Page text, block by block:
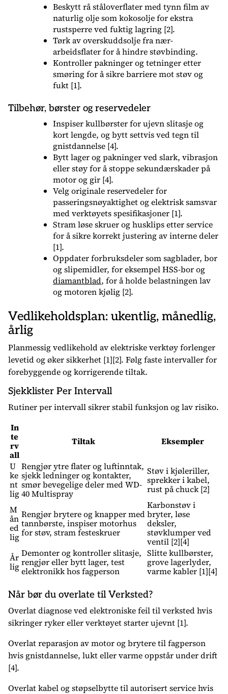
Beskytt rå ståloverflater med tynn film av
naturlig olje som kokosolje for ekstra
rustsperre ved fuktig lagring [2].
Tørk av overskuddsolje fra nær-
arbeidsflater for å hindre støvbinding.
Kontroller pakninger og tetninger etter
smøring for å sikre barriere mot støv og
fukt [1].
Tilbehør, børster og reservedeler
Inspiser kullbørster for ujevn slitasje og
kort lengde, og bytt settvis ved tegn til
gnistdannelse [4].
Bytt lager og pakninger ved slark, vibrasjon
eller støy for å stoppe sekundærskader på
motor og gir [4].
Velg originale reservedeler for
passeringsnøyaktighet og elektrisk samsvar
med verktøyets spesifikasjoner [1].
Stram løse skruer og husklips etter service
for å sikre korrekt justering av interne deler
[1].
Oppdater forbruksdeler som sagblader, bor
og slipemidler, for eksempel HSS-bor og
diamantblad, for å holde belastningen lav
og motoren kjølig [2].
Vedlikeholdsplan: ukentlig, månedlig,
årlig
Planmessig vedlikehold av elektriske verktøy forlenger
levetid og øker sikkerhet [1][2]. Følg faste intervaller for
forebyggende og korrigerende tiltak.
Sjekklister Per Intervall
Rutiner per intervall sikrer stabil funksjon og lav risiko.
In
te
rv
all
Tiltak Eksempler
U
ke
nt
lig
Rengjør ytre flater og luftinntak,
sjekk ledninger og kontakter,
smør bevegelige deler med WD-
40 Multispray
Støv i kjøleriller,
sprekker i kabel,
rust på chuck [2]
M
ån
ed
lig
Rengjør brytere og knapper med
tannbørste, inspiser motorhus
for støv, stram festeskruer
Karbonstøv i
bryter, løse
deksler,
støvklumper ved
ventil [2][4]
År
lig
Demonter og kontroller slitasje,
rengjør eller bytt lager, test
elektronikk hos fagperson
Slitte kullbørster,
grove lagerlyder,
varme kabler [1][4]
Når bør du overlate til Verksted?
Overlat diagnose ved elektroniske feil til verksted hvis
sikringer ryker eller verktøyet starter ujevnt [1].
Overlat reparasjon av motor og brytere til fagperson
hvis gnistdannelse, lukt eller varme oppstår under drift
[4].
Overlat kabel og støpselbytte til autorisert service hvis